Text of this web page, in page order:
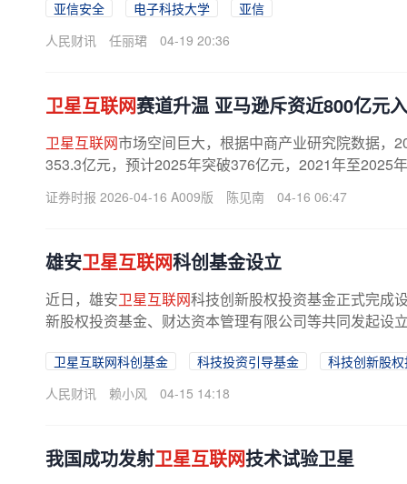
亚信安全 电子科技大学
亚信
人民财讯
任丽珺 04-19 20:36
卫星互联网赛道升温 亚马逊斥资近800亿元
卫星互联网市场空间巨大，根据中商产业研究院数据，
353.3亿元，预计2025年突破376亿元，2021年至2025
计划建成超过1.3万颗低轨卫星的巨型...
证券时报 2026-04-16 A009版 陈见南 04-16 06:47
雄安卫星互联网科创基金设立
近日，雄安卫星互联网科技创新股权投资基金正式完成
新股权投资基金、财达资本管理有限公司等共同发起设
卫星互联网科创基金 科技投资引导基金
科技创新股
人民财讯
赖小风 04-15 14:18
我国成功发射卫星互联网技术试验卫星